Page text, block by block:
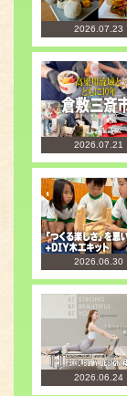
2026.07.23
2026.07.21
2026.06.30
2026.06.24